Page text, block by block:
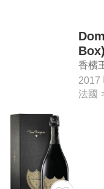
Box)
香檳
2017
法國